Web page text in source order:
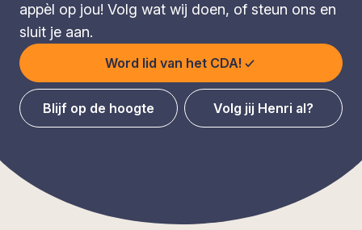
appèl op jou! Volg wat wij doen, of steun ons en
sluit je aan.
Word lid van het CDA!
Blijf op de hoogte Volg jij Henri al?